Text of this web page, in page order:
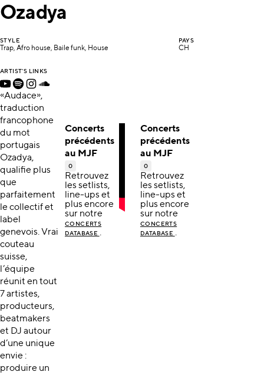
Ozadya
STYLE
Trap, Afro house, Baile funk, House
PAYS
CH
ARTIST'S LINKS
«Audace»,
traduction
francophone
du mot
portugais
Ozadya,
qualifie plus
que
parfaitement
le collectif et
label
genevois. Vrai
couteau
suisse,
l’équipe
réunit en tout
7 artistes,
producteurs,
beatmakers
et DJ autour
d’une unique
envie :
produire un
Concerts
précédents
au MJF
0
Retrouvez
les setlists,
line-ups et
plus encore
sur notre
CONCERTS
DATABASE .
Concerts
précédents
au MJF
0
Retrouvez
les setlists,
line-ups et
plus encore
sur notre
CONCERTS
DATABASE .